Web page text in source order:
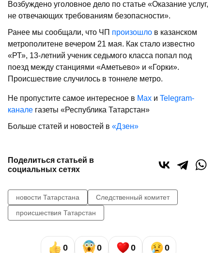
Возбуждено уголовное дело по статье «Оказание услуг,
не отвечающих требованиям безопасности».
Ранее мы сообщали, что ЧП произошло в казанском
метрополитене вечером 21 мая. Как стало известно
«РТ», 13-летний ученик седьмого класса попал под
поезд между станциями «Аметьево» и «Горки».
Происшествие случилось в тоннеле метро.
Не пропустите самое интересное в Max и Telegram-
канале газеты «Республика Татарстан»
Больше статей и новостей в «Дзен»
Поделиться статьей в
социальных сетях
новости Татарстана
Следственный комитет
происшествия Татарстан
0 0 0 0